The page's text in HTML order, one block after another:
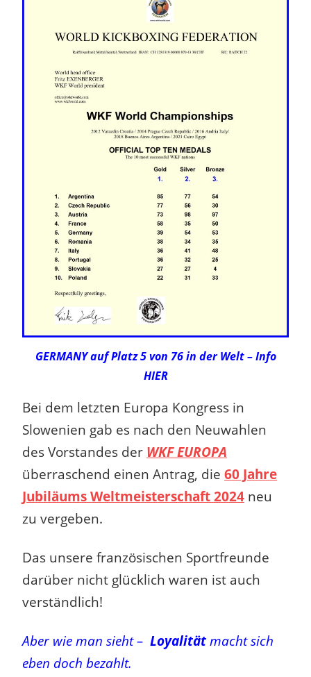
GERMANY auf Platz 5 von 76 in der Welt – Info
HIER
Bei dem letzten Europa Kongress in
Slowenien gab es nach den Neuwahlen
des Vorstandes der WKF EUROPA
überraschend einen Antrag, die 60 Jahre
Jubiläums Weltmeisterschaft 2024 neu
zu vergeben.
Das unsere französischen Sportfreunde
darüber nicht glücklich waren ist auch
verständlich!
Aber wie man sieht – Loyalität macht sich
eben doch bezahlt.